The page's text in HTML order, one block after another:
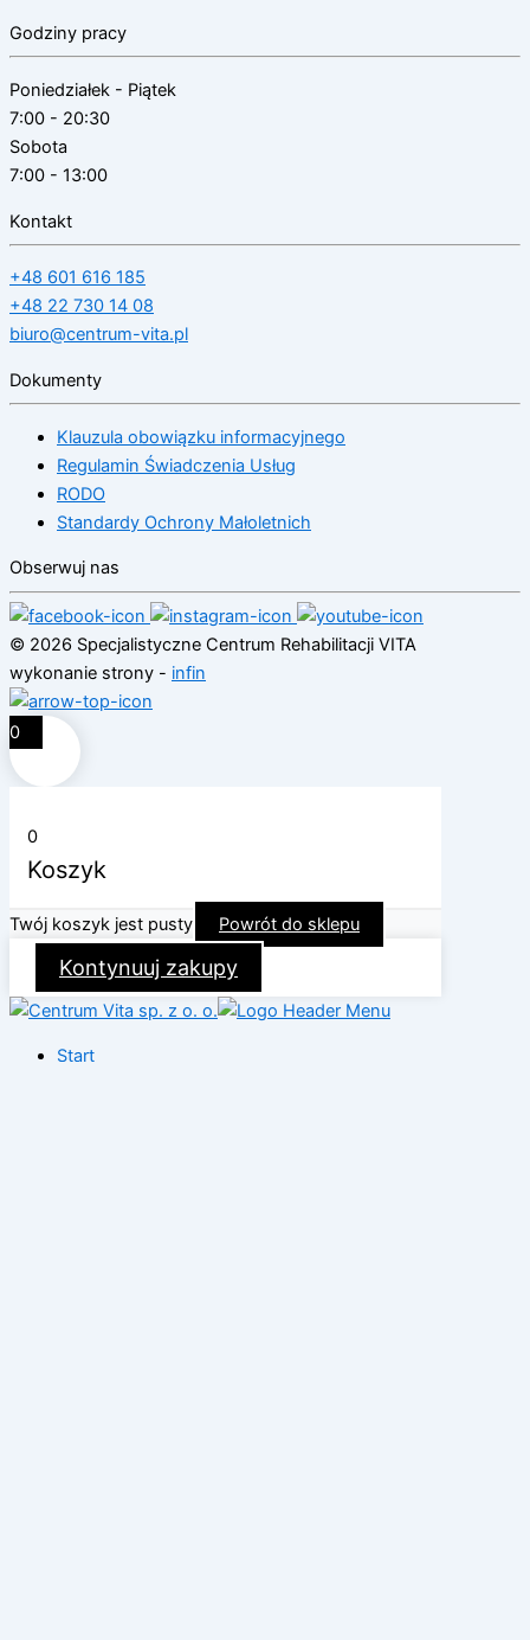
Godziny pracy
Poniedziałek - Piątek
7:00 - 20:30
Sobota
7:00 - 13:00
Kontakt
+48 601 616 185
+48 22 730 14 08
biuro@centrum-vita.pl
Dokumenty
Klauzula obowiązku informacyjnego
Regulamin Świadczenia Usług
RODO
Standardy Ochrony Małoletnich
Obserwuj nas
© 2026 Specjalistyczne Centrum Rehabilitacji VITA
wykonanie strony - infin
0
0
Koszyk
Twój koszyk jest pusty Powrót do sklepu
Kontynuuj zakupy
Start